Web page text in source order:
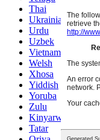
Thai
Ukrainian
Urdu
Uzbek
Vietnamese
Welsh
Xhosa
Yiddish
Yoruba
Zulu
Kinyarwanda
Tatar